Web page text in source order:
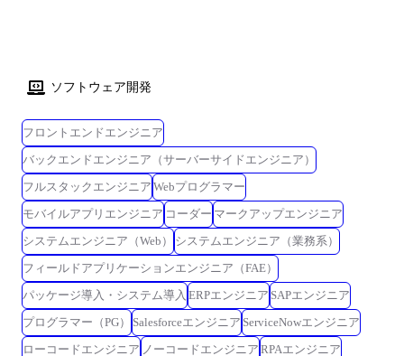
ソフトウェア開発
フロントエンドエンジニア
バックエンドエンジニア（サーバーサイドエンジニア）
フルスタックエンジニア Webプログラマー
モバイルアプリエンジニア コーダー マークアップエンジニア
システムエンジニア（Web）
システムエンジニア（業務系）
フィールドアプリケーションエンジニア（FAE）
パッケージ導入・システム導入 ERPエンジニア SAPエンジニア
プログラマー（PG）
Salesforceエンジニア ServiceNowエンジニア
ローコードエンジニア ノーコードエンジニア RPAエンジニア